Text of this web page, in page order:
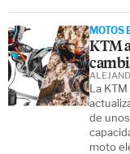
MOTOS
KTM
La
de
moto